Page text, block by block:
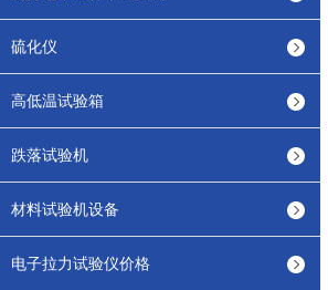
硫化仪
高低温试验箱
跌落试验机
材料试验机设备
电子拉力试验仪价格